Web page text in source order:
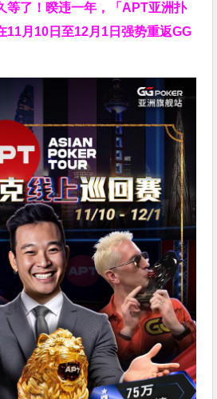
等了！暌违一年，「APT亚洲扑
11月10日至12月1日强势重返GG